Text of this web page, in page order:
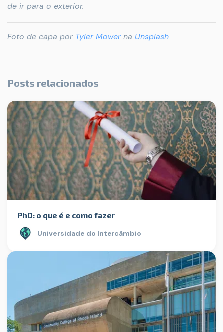
de ir para o exterior.
Foto de capa por Tyler Mower na Unsplash
Posts relacionados
PhD: o que é e como fazer
Universidade do Intercâmbio